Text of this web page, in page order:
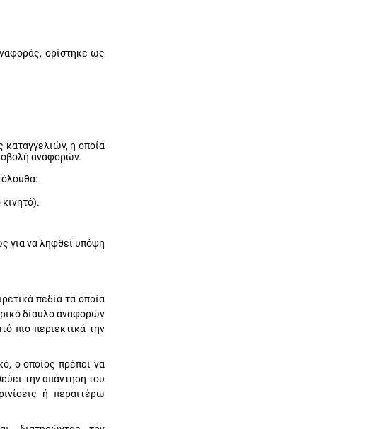
ορίστηκε ως
καταγγελιών, η οποία
αναφορών.
για να ληφθεί υπόψη
πεδία τα οποία
δίαυλο αναφορών
πιο περιεκτικά την
ο οποίος πρέπει να
την απάντηση του
ή περαιτέρω